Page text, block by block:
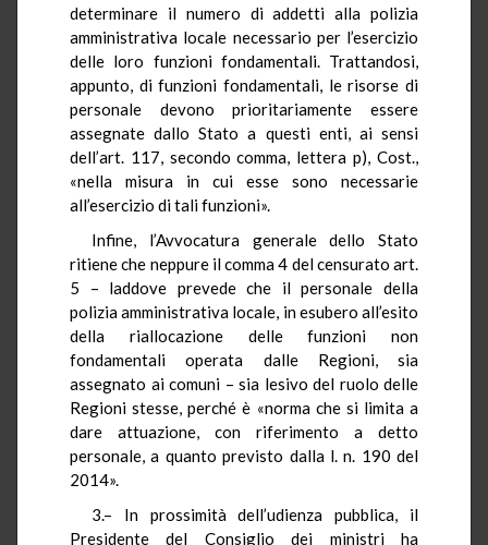
determinare il numero di addetti alla polizia
amministrativa locale necessario per l’esercizio
delle loro funzioni fondamentali. Trattandosi,
appunto, di funzioni fondamentali, le risorse di
personale devono prioritariamente essere
assegnate dallo Stato a questi enti, ai sensi
dell’art. 117, secondo comma, lettera p), Cost.,
«nella misura in cui esse sono necessarie
all’esercizio di tali funzioni».
Infine, l’Avvocatura generale dello Stato
ritiene che neppure il comma 4 del censurato art.
5 – laddove prevede che il personale della
polizia amministrativa locale, in esubero all’esito
della riallocazione delle funzioni non
fondamentali operata dalle Regioni, sia
assegnato ai comuni – sia lesivo del ruolo delle
Regioni stesse, perché è «norma che si limita a
dare attuazione, con riferimento a detto
personale, a quanto previsto dalla l. n. 190 del
2014».
3.– In prossimità dell’udienza pubblica, il
Presidente del Consiglio dei ministri ha